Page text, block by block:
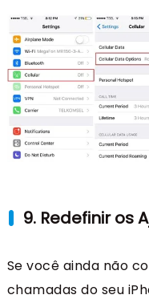
9. Redefinir os
Se você ainda não
chamadas do seu